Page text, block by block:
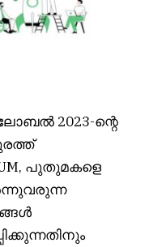
2023-ന്റെ
പുതുമകളെ